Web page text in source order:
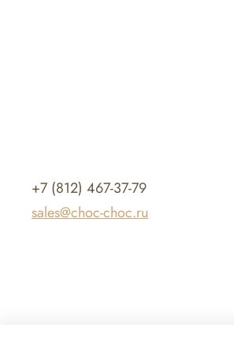
+7 (812) 467-37-79
sales@choc-choc.ru